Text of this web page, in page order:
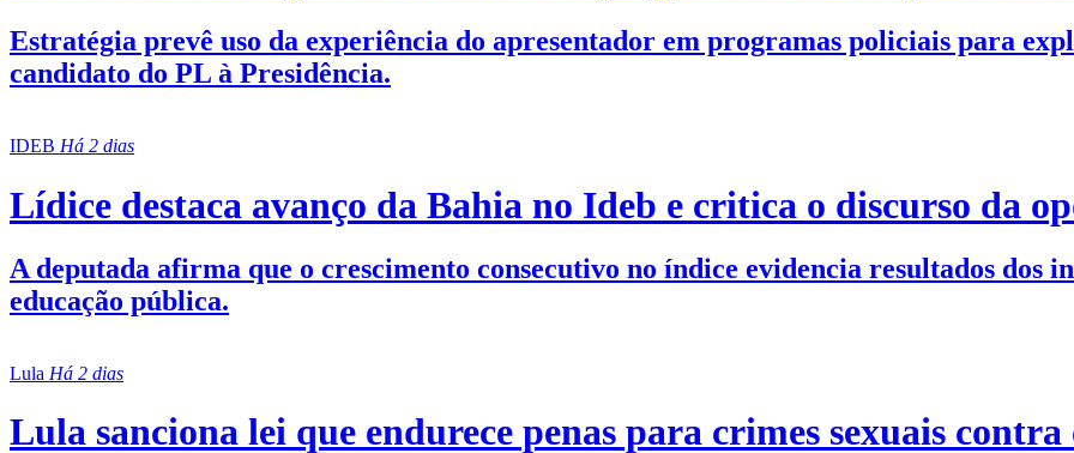
Estratégia prevê uso da experiência do apresentador em programas policiais para
candidato do PL à Presidência.
IDEB Há 2 dias
Lídice destaca avanço da Bahia no Ideb e critica o discurso da
A deputada afirma que o crescimento consecutivo no índice evidencia resultados dos
educação pública.
Lula Há 2 dias
Lula sanciona lei que endurece penas para crimes sexuais